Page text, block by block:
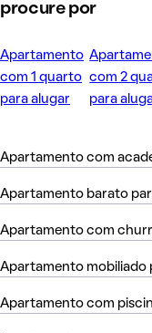
procure por
Apartamento
com 1 quarto
para alugar
com 2
para
Apartamento com
Apartamento barato
Apartamento com
Apartamento mobiliado
Apartamento com